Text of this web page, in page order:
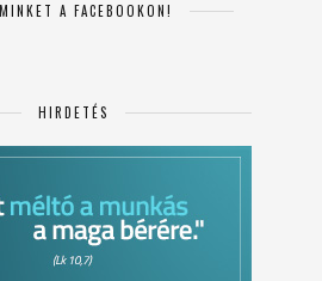
A FACEBOOKON!
HIRDETÉS